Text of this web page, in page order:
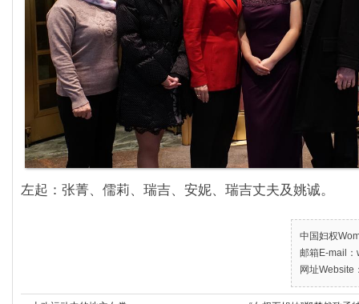
左起：张菁、儒莉、瑞吉、安妮、瑞吉丈夫及姚诚。
中国妇权
邮箱E-mail
网址Website